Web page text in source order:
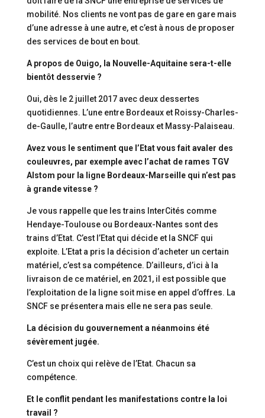
mobilité. Nos clients ne vont pas de gare en gare mais
d’une adresse à une autre, et c’est à nous de proposer
des services de bout en bout.
A propos de Ouigo, la Nouvelle-Aquitaine sera-t-elle
bientôt desservie ?
Oui, dès le 2 juillet 2017 avec deux dessertes
quotidiennes. L’une entre Bordeaux et Roissy-Charles-
de-Gaulle, l’autre entre Bordeaux et Massy-Palaiseau.
Avez vous le sentiment que l’Etat vous fait avaler des
couleuvres, par exemple avec l’achat de rames TGV
Alstom pour la ligne Bordeaux-Marseille qui n’est pas
à grande vitesse ?
Je vous rappelle que les trains InterCités comme
Hendaye-Toulouse ou Bordeaux-Nantes sont des
trains d’Etat. C’est l’Etat qui décide et la SNCF qui
exploite. L’Etat a pris la décision d’acheter un certain
matériel, c’est sa compétence. D’ailleurs, d’ici à la
livraison de ce matériel, en 2021, il est possible que
l’exploitation de la ligne soit mise en appel d’offres. La
SNCF se présentera mais elle ne sera pas seule.
La décision du gouvernement a néanmoins été
sévèrement jugée.
C’est un choix qui relève de l’Etat. Chacun sa
compétence.
Et le conflit pendant les manifestations contre la loi
travail ?